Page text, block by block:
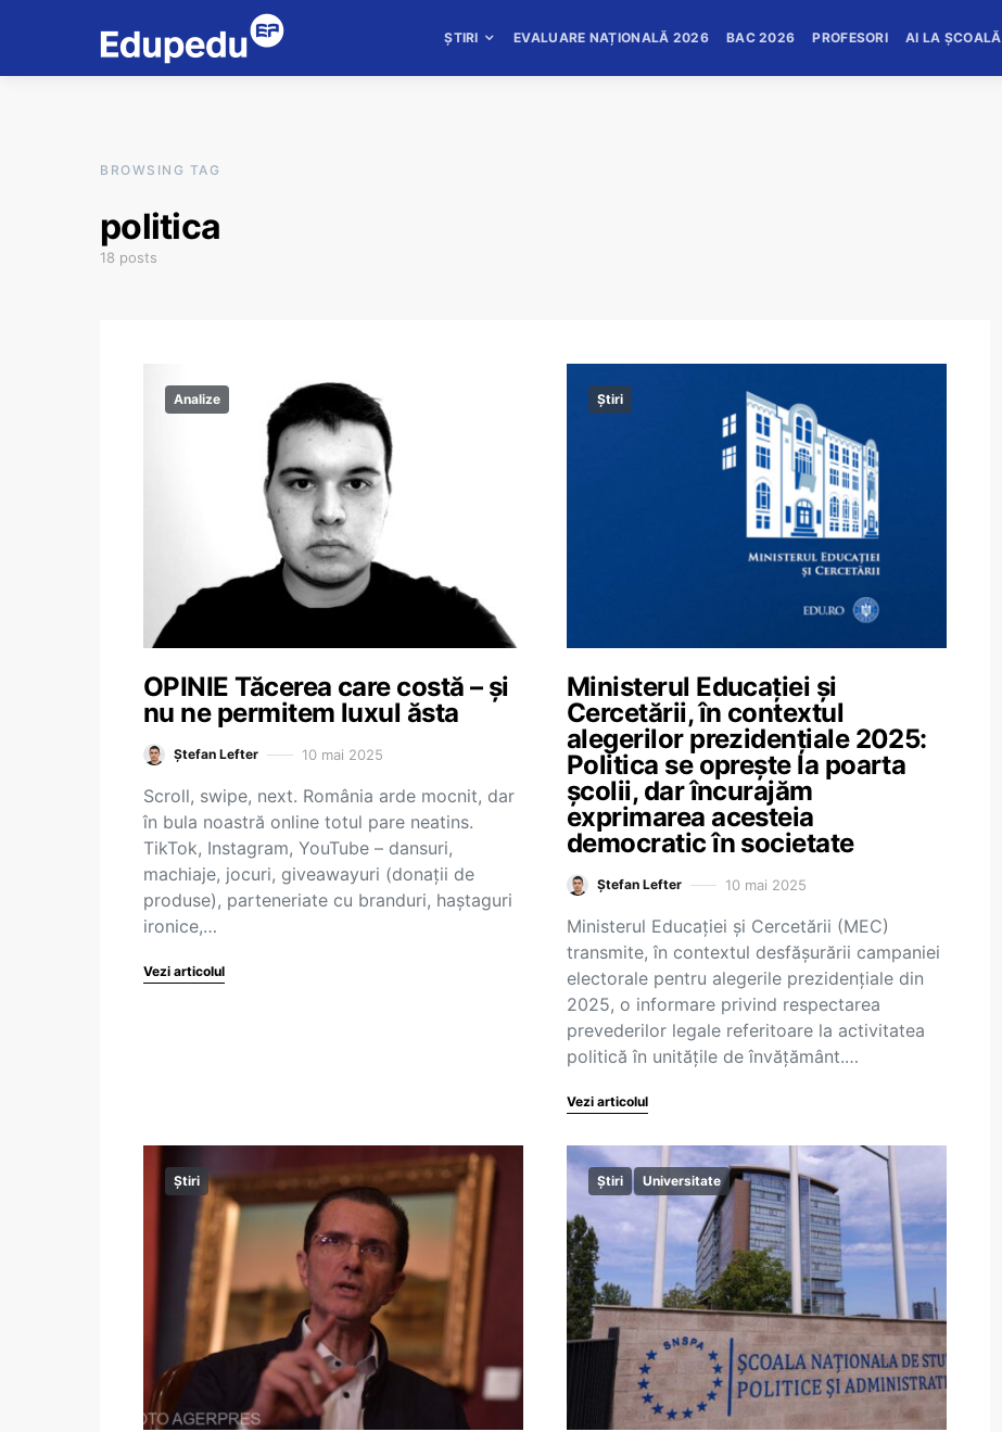
ȘTIRI EVALUARE NAȚIONALĂ 2026 BAC 2026 PROFESORI AI LA ȘCOALĂ
BROWSING TAG
politica
18 posts
Analize
OPINIE Tăcerea care costă – și
nu ne permitem luxul ăsta
Ștefan Lefter 10 mai 2025
Scroll, swipe, next. România arde mocnit, dar
în bula noastră online totul pare neatins.
TikTok, Instagram, YouTube – dansuri,
machiaje, jocuri, giveawayuri (donații de
produse), parteneriate cu branduri, haștaguri
ironice,…
Vezi articolul
Știri
Ministerul Educației și
Cercetării, în contextul
alegerilor prezidențiale 2025:
Politica se oprește la poarta
școlii, dar încurajăm
exprimarea acesteia
democratic în societate
Ștefan Lefter 10 mai 2025
Ministerul Educației și Cercetării (MEC)
transmite, în contextul desfășurării campaniei
electorale pentru alegerile prezidențiale din
2025, o informare privind respectarea
prevederilor legale referitoare la activitatea
politică în unitățile de învățământ.…
Vezi articolul
Știri Știri Universitate